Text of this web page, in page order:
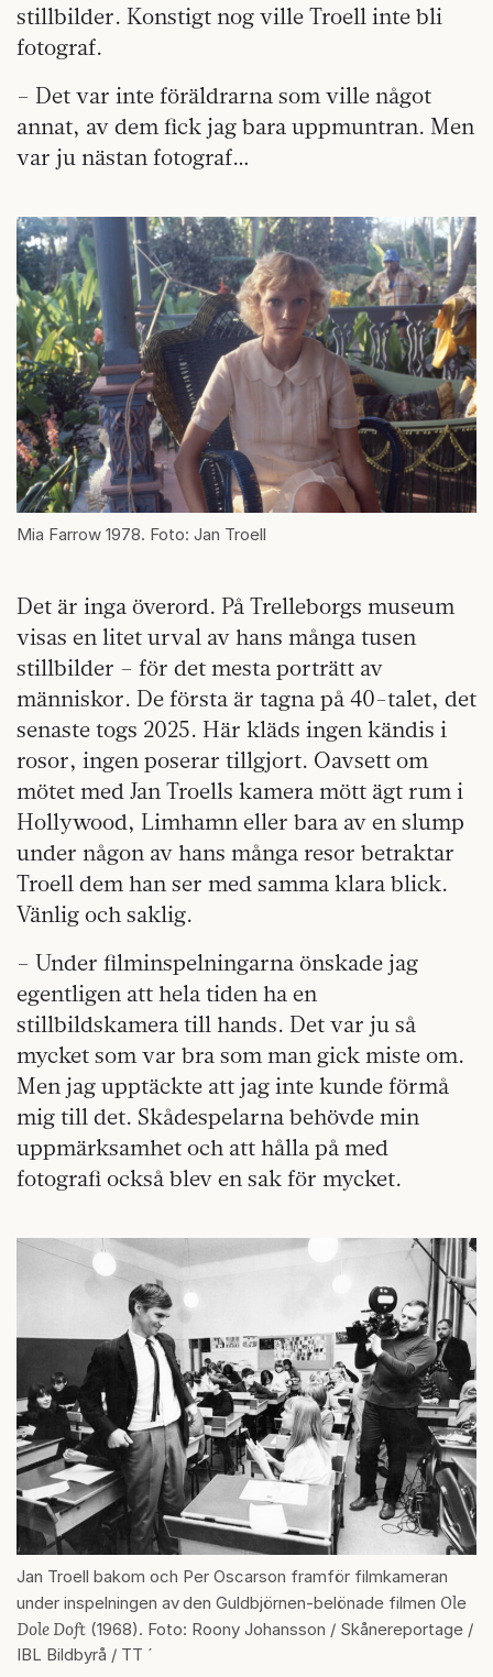
stillbilder. Konstigt nog ville Troell inte bli
fotograf.
– Det var inte föräldrarna som ville något
annat, av dem fick jag bara uppmuntran. Men
var ju nästan fotograf…
Mia Farrow 1978. Foto: Jan Troell
Det är inga överord. På Trelleborgs museum
visas en litet urval av hans många tusen
stillbilder – för det mesta porträtt av
människor. De första är tagna på 40-talet, det
senaste togs 2025. Här kläds ingen kändis i
rosor, ingen poserar tillgjort. Oavsett om
mötet med Jan Troells kamera mött ägt rum i
Hollywood, Limhamn eller bara av en slump
under någon av hans många resor betraktar
Troell dem han ser med samma klara blick.
Vänlig och saklig.
– Under filminspelningarna önskade jag
egentligen att hela tiden ha en
stillbildskamera till hands. Det var ju så
mycket som var bra som man gick miste om.
Men jag upptäckte att jag inte kunde förmå
mig till det. Skådespelarna behövde min
uppmärksamhet och att hålla på med
fotografi också blev en sak för mycket.
Jan Troell bakom och Per Oscarson framför filmkameran
under inspelningen avden Guldbjörnen-belönade filmen Ole
Dole Doft (1968). Foto: Roony Johansson / Skånereportage /
IBL Bildbyrå / TT ´